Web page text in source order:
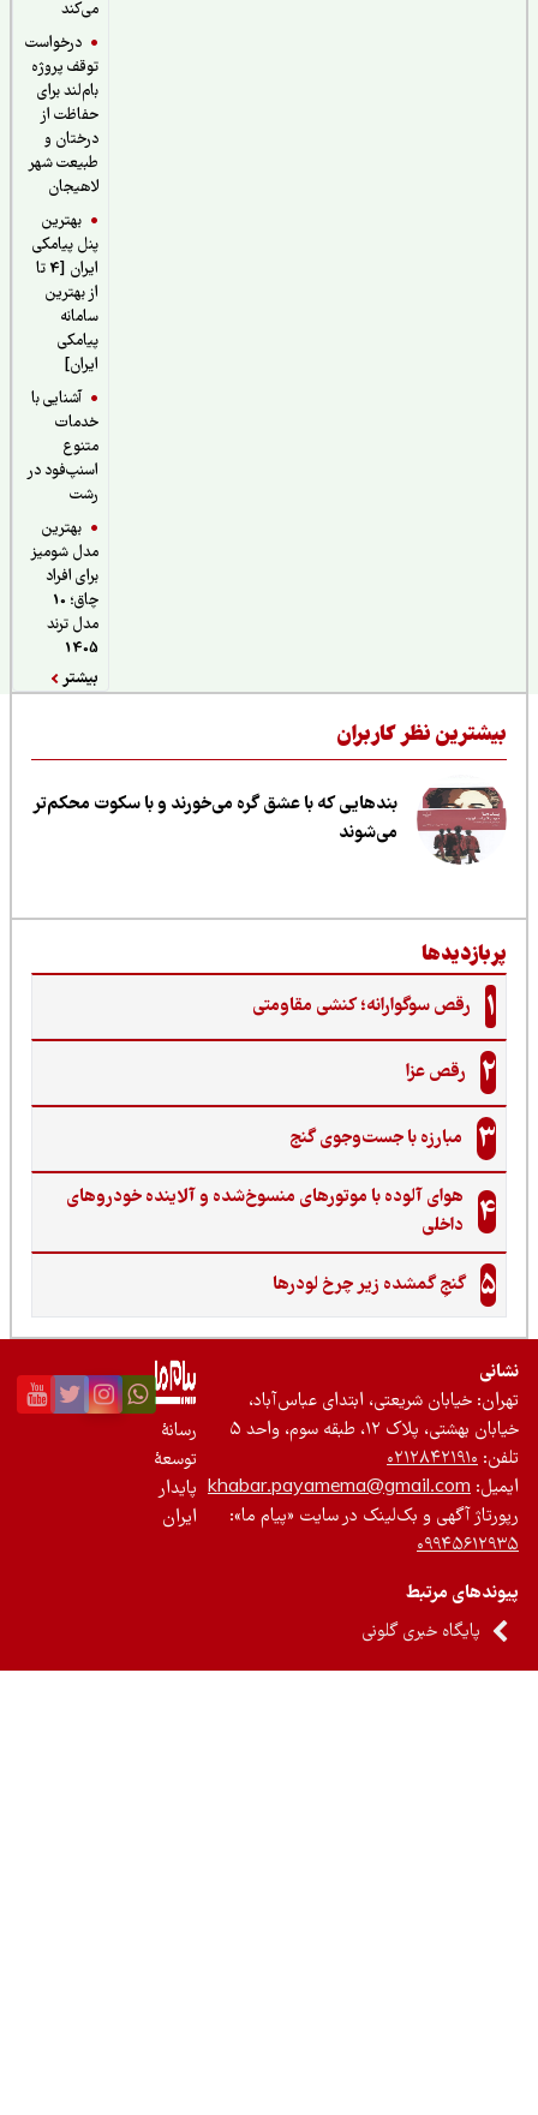
درخواست
توقف پروژه
بام‌لند برای
حفاظت از
درختان و
طبیعت شهر
لاهیجان
بهترین
پنل پیامکی
ایران [4 تا
از بهترین
سامانه
پیامکی
آشنایی با
خدمات
اسنپ‌فود در
بهترین
مدل شومیز
برای افراد
چاق؛ 10
مدل ترند
نظر کاربران
بندهایی که با عشق گره می‌خورند و با سکوت محکم‌تر
می‌شوند
رقص سوگوارانه؛ کنشی مقاومتی
رقص عزا
مبارزه با جست‌وجوی گنج‌
هوای آلوده با موتورهای منسوخ‌شده و آلاینده خودروهای
داخلی
گنجِ گمشده زیر چرخ لودرها
خیابان شریعتی، ابتدای عباس‌آباد،
بهشتی، پلاک ۱۲، طبقه سوم، واحد ۵
۰۲۱۲۸۴۲۱۹۱۰
khabar.payamema@gmail.com
آگهی و بک‌لینک در سایت «پیام ما»:
مرتبط
پایگاه خبری گلونی
رسانۀ
توسعۀ
پایدار
ایران